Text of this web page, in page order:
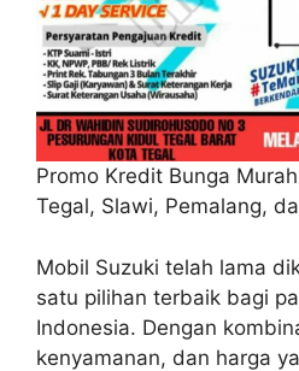
Promo Kredit Bunga
Tegal, Slawi, Pemalang,
Mobil Suzuki telah lama
satu pilihan terbaik bagi
Indonesia. Dengan
kenyamanan, dan harga